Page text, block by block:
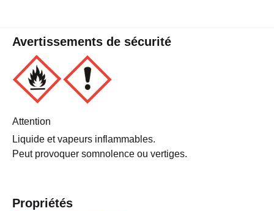
Avertissements de sécurité
Attention
Liquide et vapeurs inflammables.
Peut provoquer somnolence ou vertiges.
Propriétés